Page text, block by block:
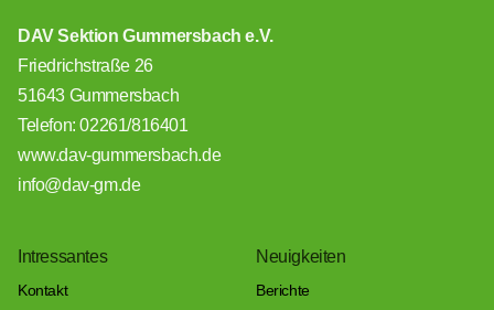
DAV Sektion Gummersbach e.V.
Friedrichstraße 26
51643 Gummersbach
Telefon: 02261/816401
www.dav-gummersbach.de
info@dav-gm.de
Intressantes
Kontakt
Neuigkeiten
Berichte